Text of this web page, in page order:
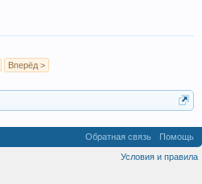
Вперёд >
Обратная связь Помощь
Условия и правила